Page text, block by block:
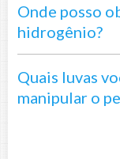
Onde posso
hidrogênio?
Quais luvas
manipular o